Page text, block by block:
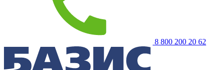
8 800 200 20 62